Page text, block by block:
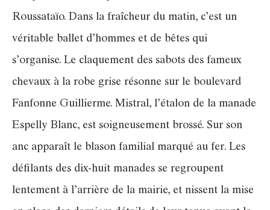
Roussataïo. Dans la fraîcheur du matin, c’est un
véritable ballet d’hommes et de bêtes qui
s’organise. Le claquement des sabots des fameux
chevaux à la robe grise résonne sur le boulevard
Fanfonne Guillierme. Mistral, l’étalon de la manade
Espelly Blanc, est soigneusement brossé. Sur son
anc apparaît le blason familial marqué au fer. Les
défilants des dix-huit manades se regroupent
lentement à l’arrière de la mairie, et nissent la mise